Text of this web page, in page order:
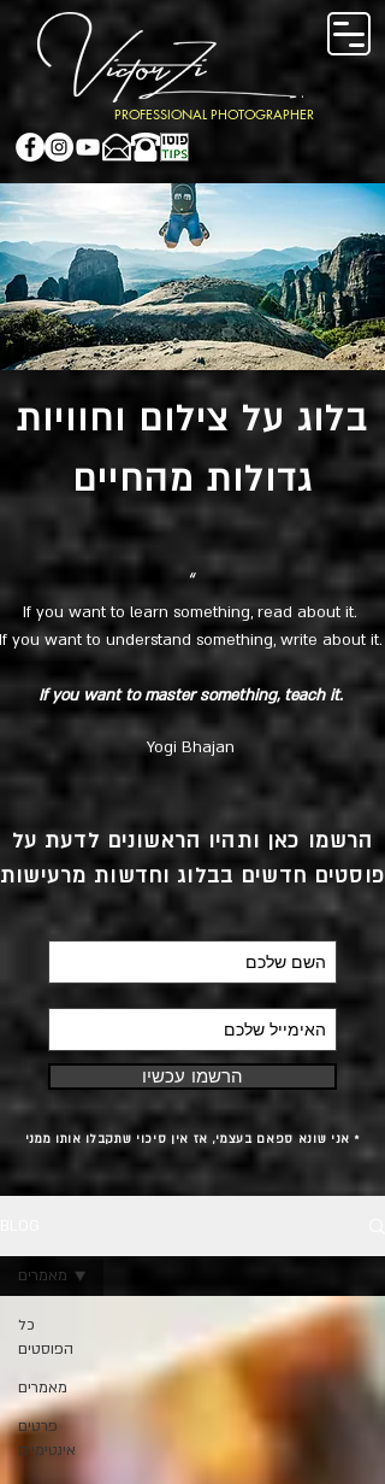
PROFESSIONAL PHOTOGRAPHER
בלוג על צילום וחוויות
גדולות מהחיים
“
If you want to learn something, read about it.
you want to understand something, write about it.
If you want to master something, teach it.
Yogi Bhajan
הרשמו כאן ותהיו הראשונים לדעת על
פוסטים חדשים בבלוג וחדשות מרעישות
הרשמו עכשיו
* אני שונא ספאם בעצמי, אז אין סיכוי שתקבלו אותו ממני
כל
הפוסטים
מאמרים
פרטים
אינטימיים
מאמרים